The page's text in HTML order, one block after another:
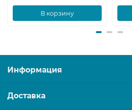
В корзину
Информация
Доставка